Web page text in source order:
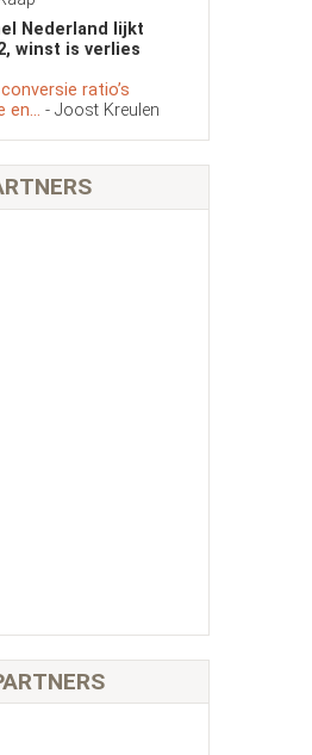
Nederland lijkt
winst is verlies
ratio’s
en... - Joost Kreulen